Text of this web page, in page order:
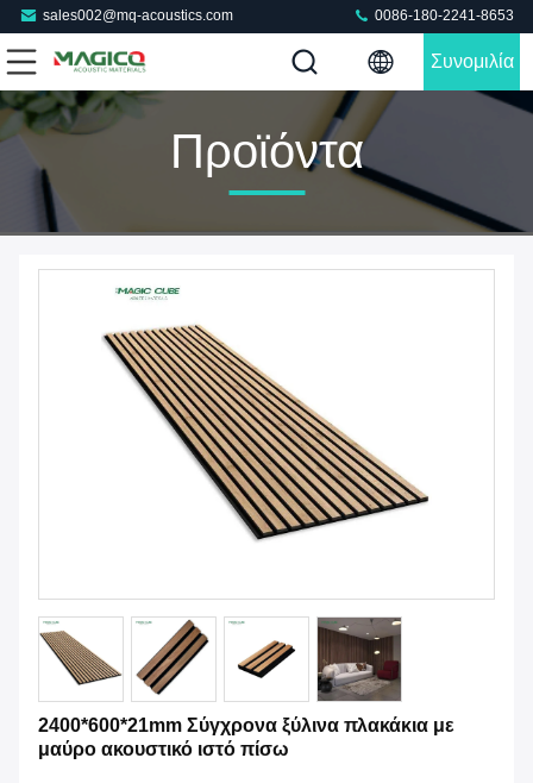
sales002@mq-acoustics.com 0086-180-2241-8653
Συνομιλία
Προϊόντα
2400*600*21mm Σύγχρονα ξύλινα πλακάκια με
μαύρο ακουστικό ιστό πίσω